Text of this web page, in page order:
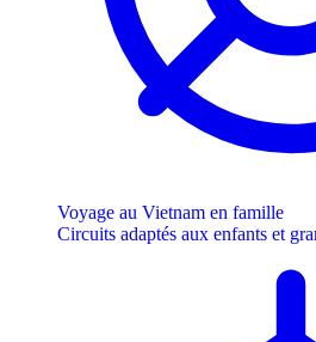
Voyage au Vietnam en famille
Circuits adaptés aux enfants et